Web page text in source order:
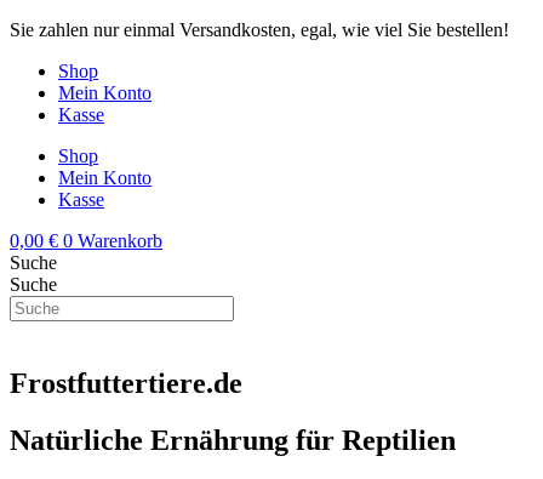
Zum
springen
Sie zahlen nur einmal Versandkosten, egal, wie viel Sie bestellen!
Shop
Mein Konto
Kasse
Shop
Mein Konto
Kasse
0,00 € 0 Warenkorb
Suche
Suche
Frostfuttertiere.de
Natürliche Ernährung für Reptilien